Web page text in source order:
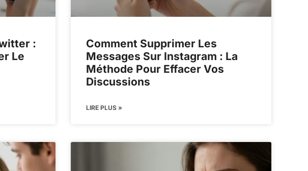
:
Le
Comment Supprimer Les
Messages Sur Instagram : La
Méthode Pour Effacer Vos
Discussions
LIRE PLUS »